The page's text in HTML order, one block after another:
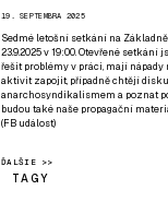
19. SEPTEMBRA 2025
Sedmé letošní setkání na
23.9.2025 v 19:00. Otevřené
řešit problémy v práci, mají
aktivit zapojit, případně chtějí
anarchosyndikalismem a poznat
budou také naše propagační
(FB událost)
ĎALŠIE >>
TAGY